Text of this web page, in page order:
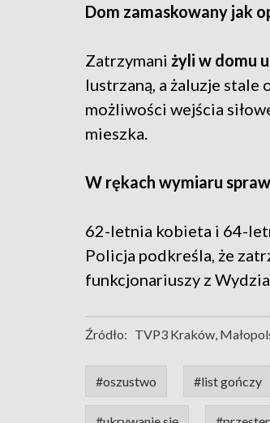
Dom zamaskowany jak
Zatrzymani żyli w domu
lustrzaną, a żaluzje
możliwości wejścia
mieszka.
W rękach wymiaru
62-letnia kobieta i 64-
Policja podkreśla, że
funkcjonariuszy z
Źródło: TVP3 Kraków,
#oszustwo #list gończy